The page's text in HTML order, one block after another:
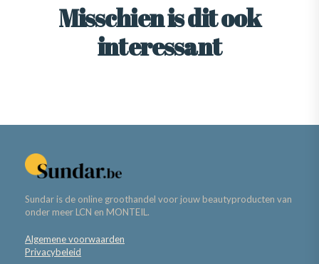
Misschien is dit ook
interessant
Sundar is de online groothandel voor jouw beautyproducten van
onder meer LCN en MONTEIL.
Algemene voorwaarden
Privacybeleid